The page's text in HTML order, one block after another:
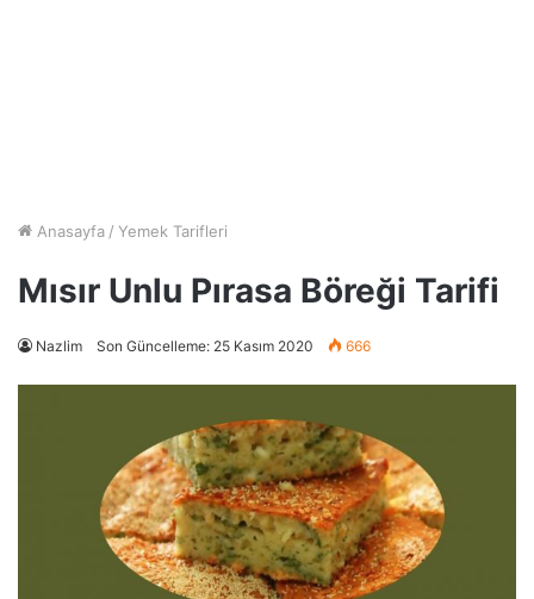
Anasayfa / Yemek Tarifleri
Mısır Unlu Pırasa Böreği Tarifi
Nazlim Son Güncelleme: 25 Kasım 2020 666